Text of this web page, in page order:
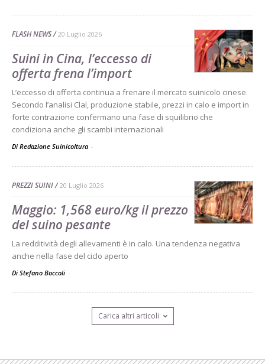
FLASH NEWS 20 Luglio 2026
Suini in Cina, l’eccesso di
offerta frena l’import
L’eccesso di offerta continua a frenare il mercato suinicolo cinese.
Secondo l’analisi Clal, produzione stabile, prezzi in calo e import in
forte contrazione confermano una fase di squilibrio che
condiziona anche gli scambi internazionali
Di Redazione Suinicoltura -
PREZZI SUINI 20 Luglio 2026
Maggio: 1,568 euro/kg il prezzo
del suino pesante
La redditività degli allevamenti è in calo. Una tendenza negativa
anche nella fase del ciclo aperto
Di Stefano Boccoli -
Carica altri articoli